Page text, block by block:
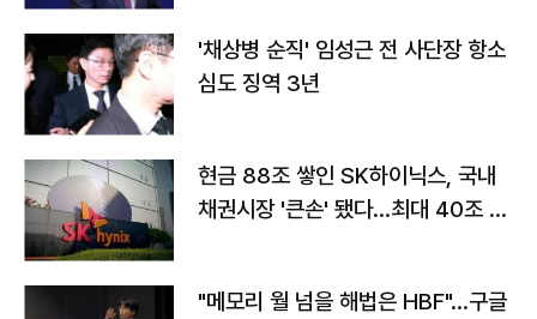
'채상병 순직' 임성근 전 사단장 항소
심도 징역 3년
현금 88조 쌓인 SK하이닉스, 국내
채권시장 '큰손' 됐다…최대 40조 투
"메모리 월 넘을 해법은 HBF"…구글